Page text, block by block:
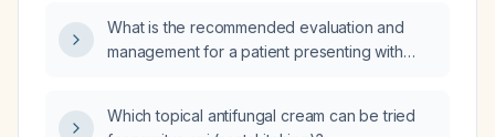
What is the recommended evaluation and
management for a patient presenting with
Which topical antifungal cream can be tried